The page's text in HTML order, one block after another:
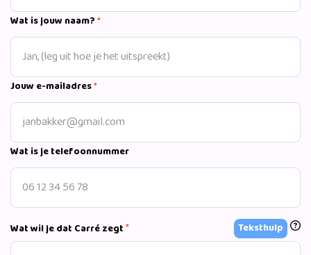
Wat is jouw naam?*
Jouw e-mailadres*
Wat is je telefoonnummer
Wat wil je dat Carré zegt* Teksthulp